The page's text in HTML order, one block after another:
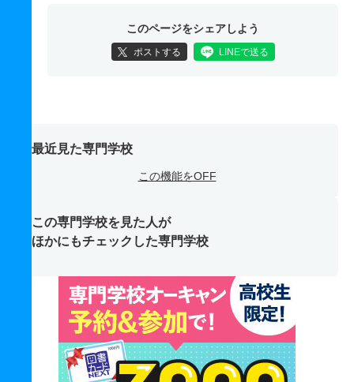
このページをシェアしよう
ポストする LINEで送る
最近見た専門学校
この機能をOFF
この専門学校を見た人が
ほかにもチェックした専門学校